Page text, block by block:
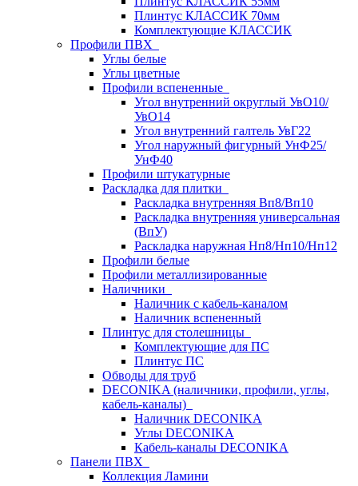
Плинтус КЛАССИК 70мм
Комплектующие КЛАССИК
Профили ПВХ
Углы белые
Углы цветные
Профили вспененные
Угол внутренний округлый УвО10/
УвО14
Угол внутренний галтель УвГ22
Угол наружный фигурный УнФ25/
УнФ40
Профили штукатурные
Раскладка для плитки
Раскладка внутренняя Вп8/Вп10
Раскладка внутренняя универсальная
(ВпУ)
Раскладка наружная Нп8/Нп10/Нп12
Профили белые
Профили металлизированные
Наличники
Наличник с кабель-каналом
Наличник вспененный
Плинтус для столешницы
Комплектующие для ПС
Плинтус ПС
Обводы для труб
DECONIKA (наличники, профили, углы,
кабель-каналы)
Наличник DECONIKA
Углы DECONIKA
Кабель-каналы DECONIKA
Панели ПВХ
Коллекция Ламини